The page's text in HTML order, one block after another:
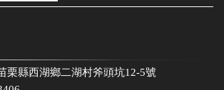
栗縣西湖鄉二湖村斧頭坑12-5號